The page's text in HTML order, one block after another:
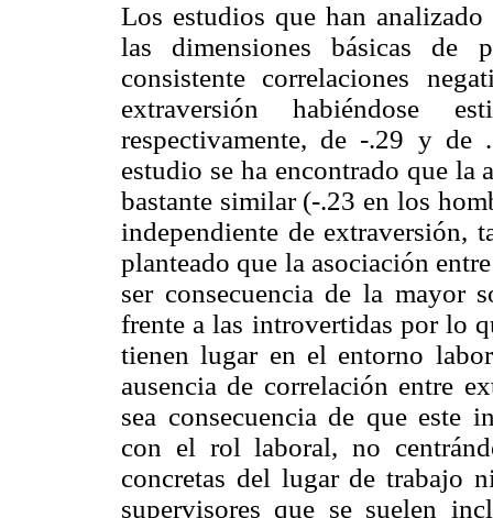
Los estudios que han
las dimensiones básicas de
consistente correlaciones
extraversión habiéndose
respectivamente, de -.29 y
estudio se ha encontrado que la
bastante similar (-.23 en los
independiente de extraversión,
planteado que la asociación
ser consecuencia de la mayor
frente a las introvertidas por lo
tienen lugar en el entorno
ausencia de correlación entre
sea consecuencia de que este
con el rol laboral, no
concretas del lugar de trabajo
supervisores que se suelen